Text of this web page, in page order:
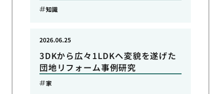
知識
3DKから広々1LDKへ変貌を遂げた
団地リフォーム事例研究
2026.06.25
家